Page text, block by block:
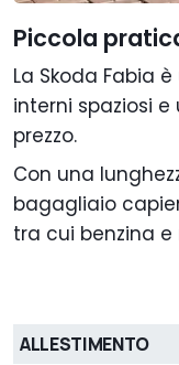
Piccola
La Skoda Fabia
interni spaziosi
prezzo.
Con una
bagagliaio
tra cui benzina e
ALLESTIMENTO